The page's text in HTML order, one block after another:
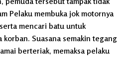
Pelaku membuka jok motornya
mencari batu untuk
Suasana semakin tegang
berteriak, memaksa pelaku